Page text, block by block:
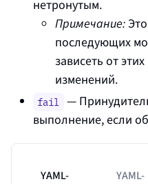
нетронутым.
Примечание:
последующих
зависеть от
изменений.
fail —
выполнение, если
YAML-
YAML-